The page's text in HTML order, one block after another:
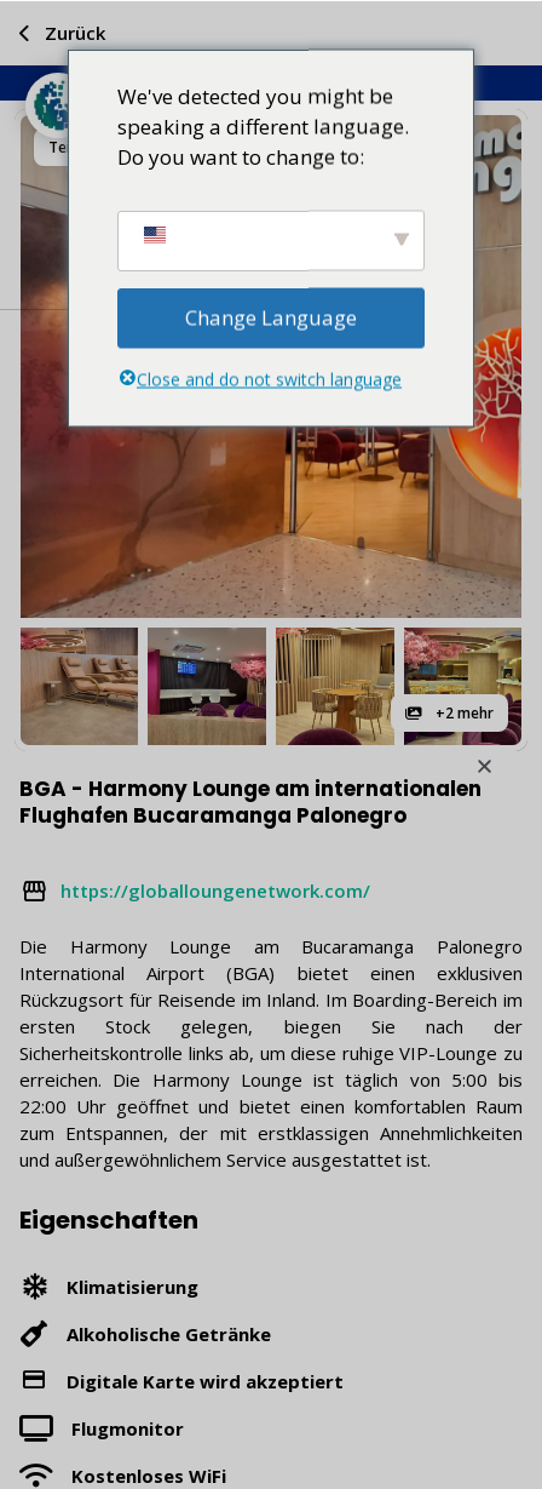
Teilen Sie
+2 mehr
BGA - Harmony Lounge am internationalen
Flughafen Bucaramanga Palonegro
https://globalloungenetwork.com/
Die Harmony Lounge am Bucaramanga Palonegro
International Airport (BGA) bietet einen exklusiven
Rückzugsort für Reisende im Inland. Im Boarding-Bereich im
ersten Stock gelegen, biegen Sie nach der
Sicherheitskontrolle links ab, um diese ruhige VIP-Lounge zu
erreichen. Die Harmony Lounge ist täglich von 5:00 bis
22:00 Uhr geöffnet und bietet einen komfortablen Raum
zum Entspannen, der mit erstklassigen Annehmlichkeiten
und außergewöhnlichem Service ausgestattet ist.
Eigenschaften
Klimatisierung
Alkoholische Getränke
Digitale Karte wird akzeptiert
Flugmonitor
Kostenloses WiFi
Zurück
We've detected you might be
speaking a different language.
Do you want to change to:
Change Language
Close and do not switch language